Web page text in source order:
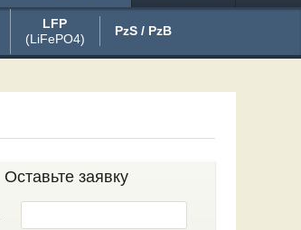
LFP
(LiFePO4)
PzS / PzB
Оставьте заявку